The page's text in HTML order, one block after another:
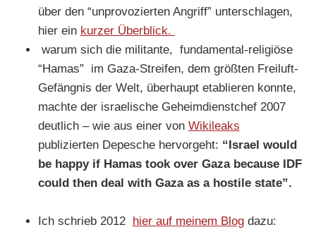
über den “unprovozierten Angriff” unterschlagen,
hier ein kurzer Überblick.
warum sich die militante, fundamental-religiöse
“Hamas” im Gaza-Streifen, dem größten Freiluft-
Gefängnis der Welt, überhaupt etablieren konnte,
machte der israelische Geheimdienstchef 2007
deutlich – wie aus einer von Wikileaks
publizierten Depesche hervorgeht: “Israel would
be happy if Hamas took over Gaza because IDF
could then deal with Gaza as a hostile state”.
Ich schrieb 2012 hier auf meinem Blogdazu: